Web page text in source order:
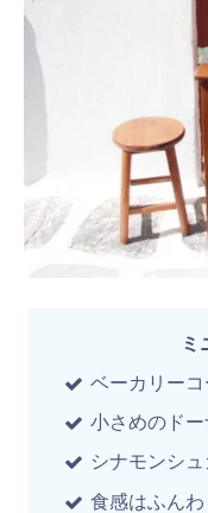
ベーカリー
小さめのドー
シナモンシ
食感はふんわ